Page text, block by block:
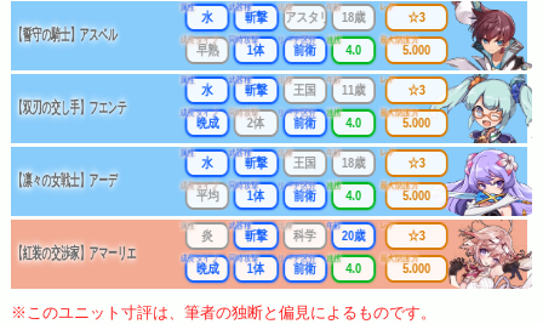
【誓守の騎士】アスベル
属性
水
武器種
斬撃
出身
アスタリアの世界
年齢
18歳
成長タイプ
早熟
同時攻撃
1体
リーチ区分
前衛
連携
4.0
レア
☆3
最大防護力
5.000
【双刃の交し手】フエンテ
属性
水
武器種
斬撃
出身
王国
年齢
11歳
成長タイプ
晩成
同時攻撃
2体
リーチ区分
前衛
連携
4.0
レア
☆3
最大防護力
5.000
【凛々の女戦士】アーデ
属性
水
武器種
斬撃
出身
王国
年齢
18歳
成長タイプ
平均
同時攻撃
1体
リーチ区分
前衛
連携
4.0
レア
☆3
最大防護力
5.000
【紅装の交渉家】アマーリエ
属性
炎
武器種
斬撃
出身
科学
年齢
20歳
成長タイプ
晩成
同時攻撃
1体
リーチ区分
前衛
連携
4.0
レア
☆3
最大防護力
5.000
※このユニット寸評は、筆者の独断と偏見によるものです。